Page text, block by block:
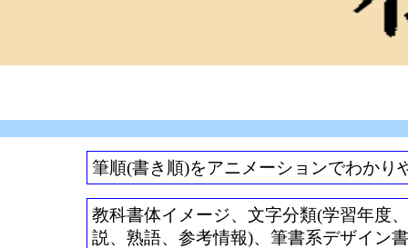
筆順(書き順)をアニメーションでわかり
教科書体イメージ、文字分類(学習年度
説、熟語、参考情報)、筆書系デザイン